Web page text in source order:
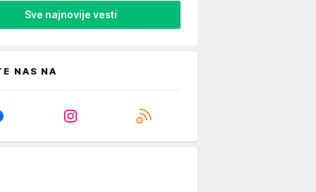
Sve najnovije vesti
NAS NA